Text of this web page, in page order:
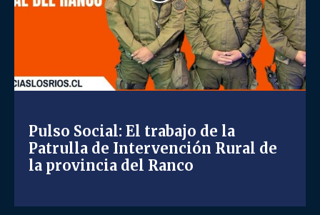
Pulso Social: El trabajo de la
Patrulla de Intervención Rural de
la provincia del Ranco